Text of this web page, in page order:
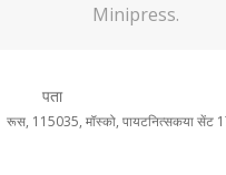
Minipress.
पता
रूस, 115035, मॉस्को, पायटनित्सकया सेंट